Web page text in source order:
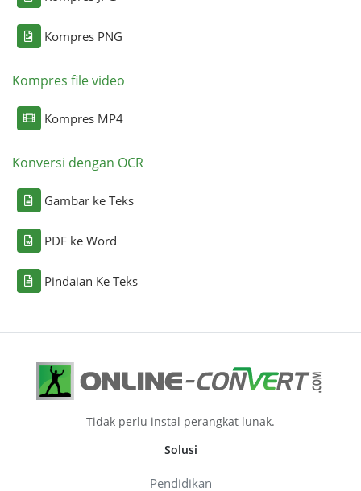
Kompres PNG
Kompres file video
Kompres MP4
Konversi dengan OCR
Gambar ke Teks
PDF ke Word
Pindaian Ke Teks
Tidak perlu instal perangkat lunak.
Solusi
Pendidikan